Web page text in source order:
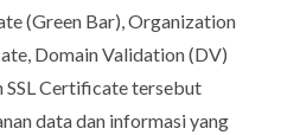
(Green Bar), Organization
Domain Validation (DV)
SSL Certificate tersebut
data dan informasi yang